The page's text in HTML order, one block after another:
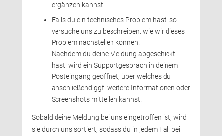
ergänzen kannst.
Falls du ein technisches Problem hast, so
versuche uns zu beschreiben, wie wir dieses
Problem nachstellen können.
Nachdem du deine Meldung abgeschickt
hast, wird ein Supportgespräch in deinem
Posteingang geöffnet, über welches du
anschließend ggf. weitere Informationen oder
Screenshots mitteilen kannst.
Sobald deine Meldung bei uns eingetroffen ist, wird
sie durch uns sortiert, sodass du in jedem Fall bei